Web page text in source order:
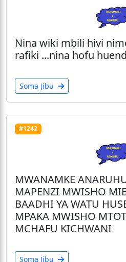
Nina wiki mbili hivi
rafiki ...nina hofu
Soma Jibu
#1242
MWANAMKE
MAPENZI MWISHO
BAADHI YA WATU
MPAKA MWISHO
MCHAFU KICHWANI
Soma Jibu